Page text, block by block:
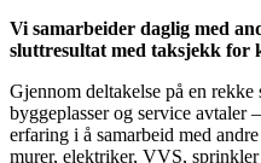
Vi samarbeider daglig med
sluttresultat med taksjekk for
Gjennom deltakelse på en rekke
byggeplasser og service avtaler
erfaring i å samarbeid med
murer, elektriker, VVS, sprinkler